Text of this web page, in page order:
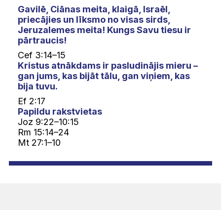
Gavilē, Ciānas meita, klaigā, Israēl,
priecājies un līksmo no visas sirds,
Jeruzalemes meita! Kungs Savu tiesu ir
pārtraucis!
Cef 3:14–15
Kristus atnākdams ir pasludinājis mieru –
gan jums, kas bijāt tālu, gan viņiem, kas
bija tuvu.
Ef 2:17
Papildu rakstvietas
Joz 9:22–10:15
Rm 15:14–24
Mt 27:1–10